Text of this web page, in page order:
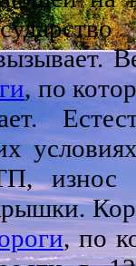
, по
износ
, по